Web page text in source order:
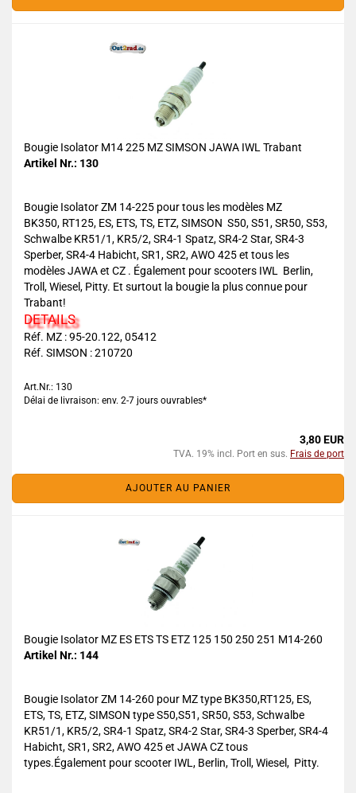
Bougie Isolator M14 225 MZ SIMSON JAWA IWL Trabant
Artikel Nr.: 130
Bougie Isolator ZM 14-225 pour tous les modèles MZ
BK350, RT125, ES, ETS, TS, ETZ, SIMSON S50, S51, SR50, S53,
Schwalbe KR51/1, KR5/2, SR4-1 Spatz, SR4-2 Star, SR4-3
Sperber, SR4-4 Habicht, SR1, SR2, AWO 425 et tous les
modèles JAWA et CZ . Également pour scooters IWL Berlin,
Troll, Wiesel, Pitty. Et surtout la bougie la plus connue pour
Trabant!
DETAILS
Réf. MZ : 95-20.122, 05412
Réf. SIMSON : 210720
Art.Nr.: 130
Délai de livraison: env. 2-7 jours ouvrables*
3,80 EUR
TVA. 19% incl. Port en sus. Frais de port
AJOUTER AU PANIER
Bougie Isolator MZ ES ETS TS ETZ 125 150 250 251 M14-260
Artikel Nr.: 144
Bougie Isolator ZM 14-260 pour MZ type BK350,RT125, ES,
ETS, TS, ETZ, SIMSON type S50,S51, SR50, S53, Schwalbe
KR51/1, KR5/2, SR4-1 Spatz, SR4-2 Star, SR4-3 Sperber, SR4-4
Habicht, SR1, SR2, AWO 425 et JAWA CZ tous
types.Également pour scooter IWL, Berlin, Troll, Wiesel, Pitty.